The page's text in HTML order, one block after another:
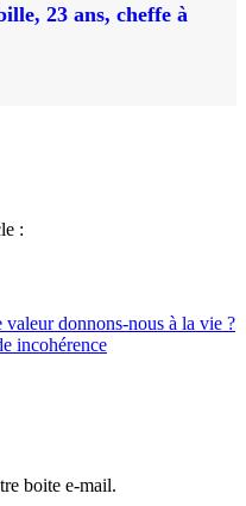
23 ans, cheffe à
:
donnons-nous à la vie ?
incohérence
boite e-mail.